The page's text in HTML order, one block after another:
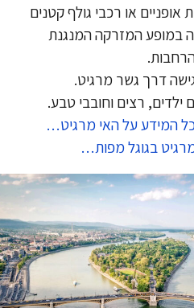
או רכבי גולף קטנים
המזרקה המנגנת
דרך גשר מרגיט.
רצים וחובבי טבע.
על האי מרגיט…
בגוגל מפות…